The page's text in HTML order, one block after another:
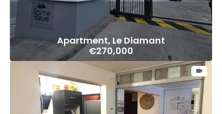
Apartment, Le Diamant
€270,000